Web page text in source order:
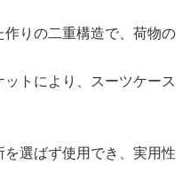
りの二重構造で、荷物の
トにより、スーツケース
選ばず使用でき、実用性